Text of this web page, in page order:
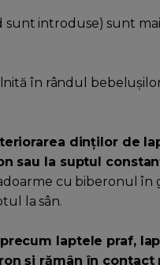
sunt introduse) sunt
în rândul bebelușilor
dinților de
sau la suptul
cu biberonul în
la sân.
laptele praf,
și rămân în